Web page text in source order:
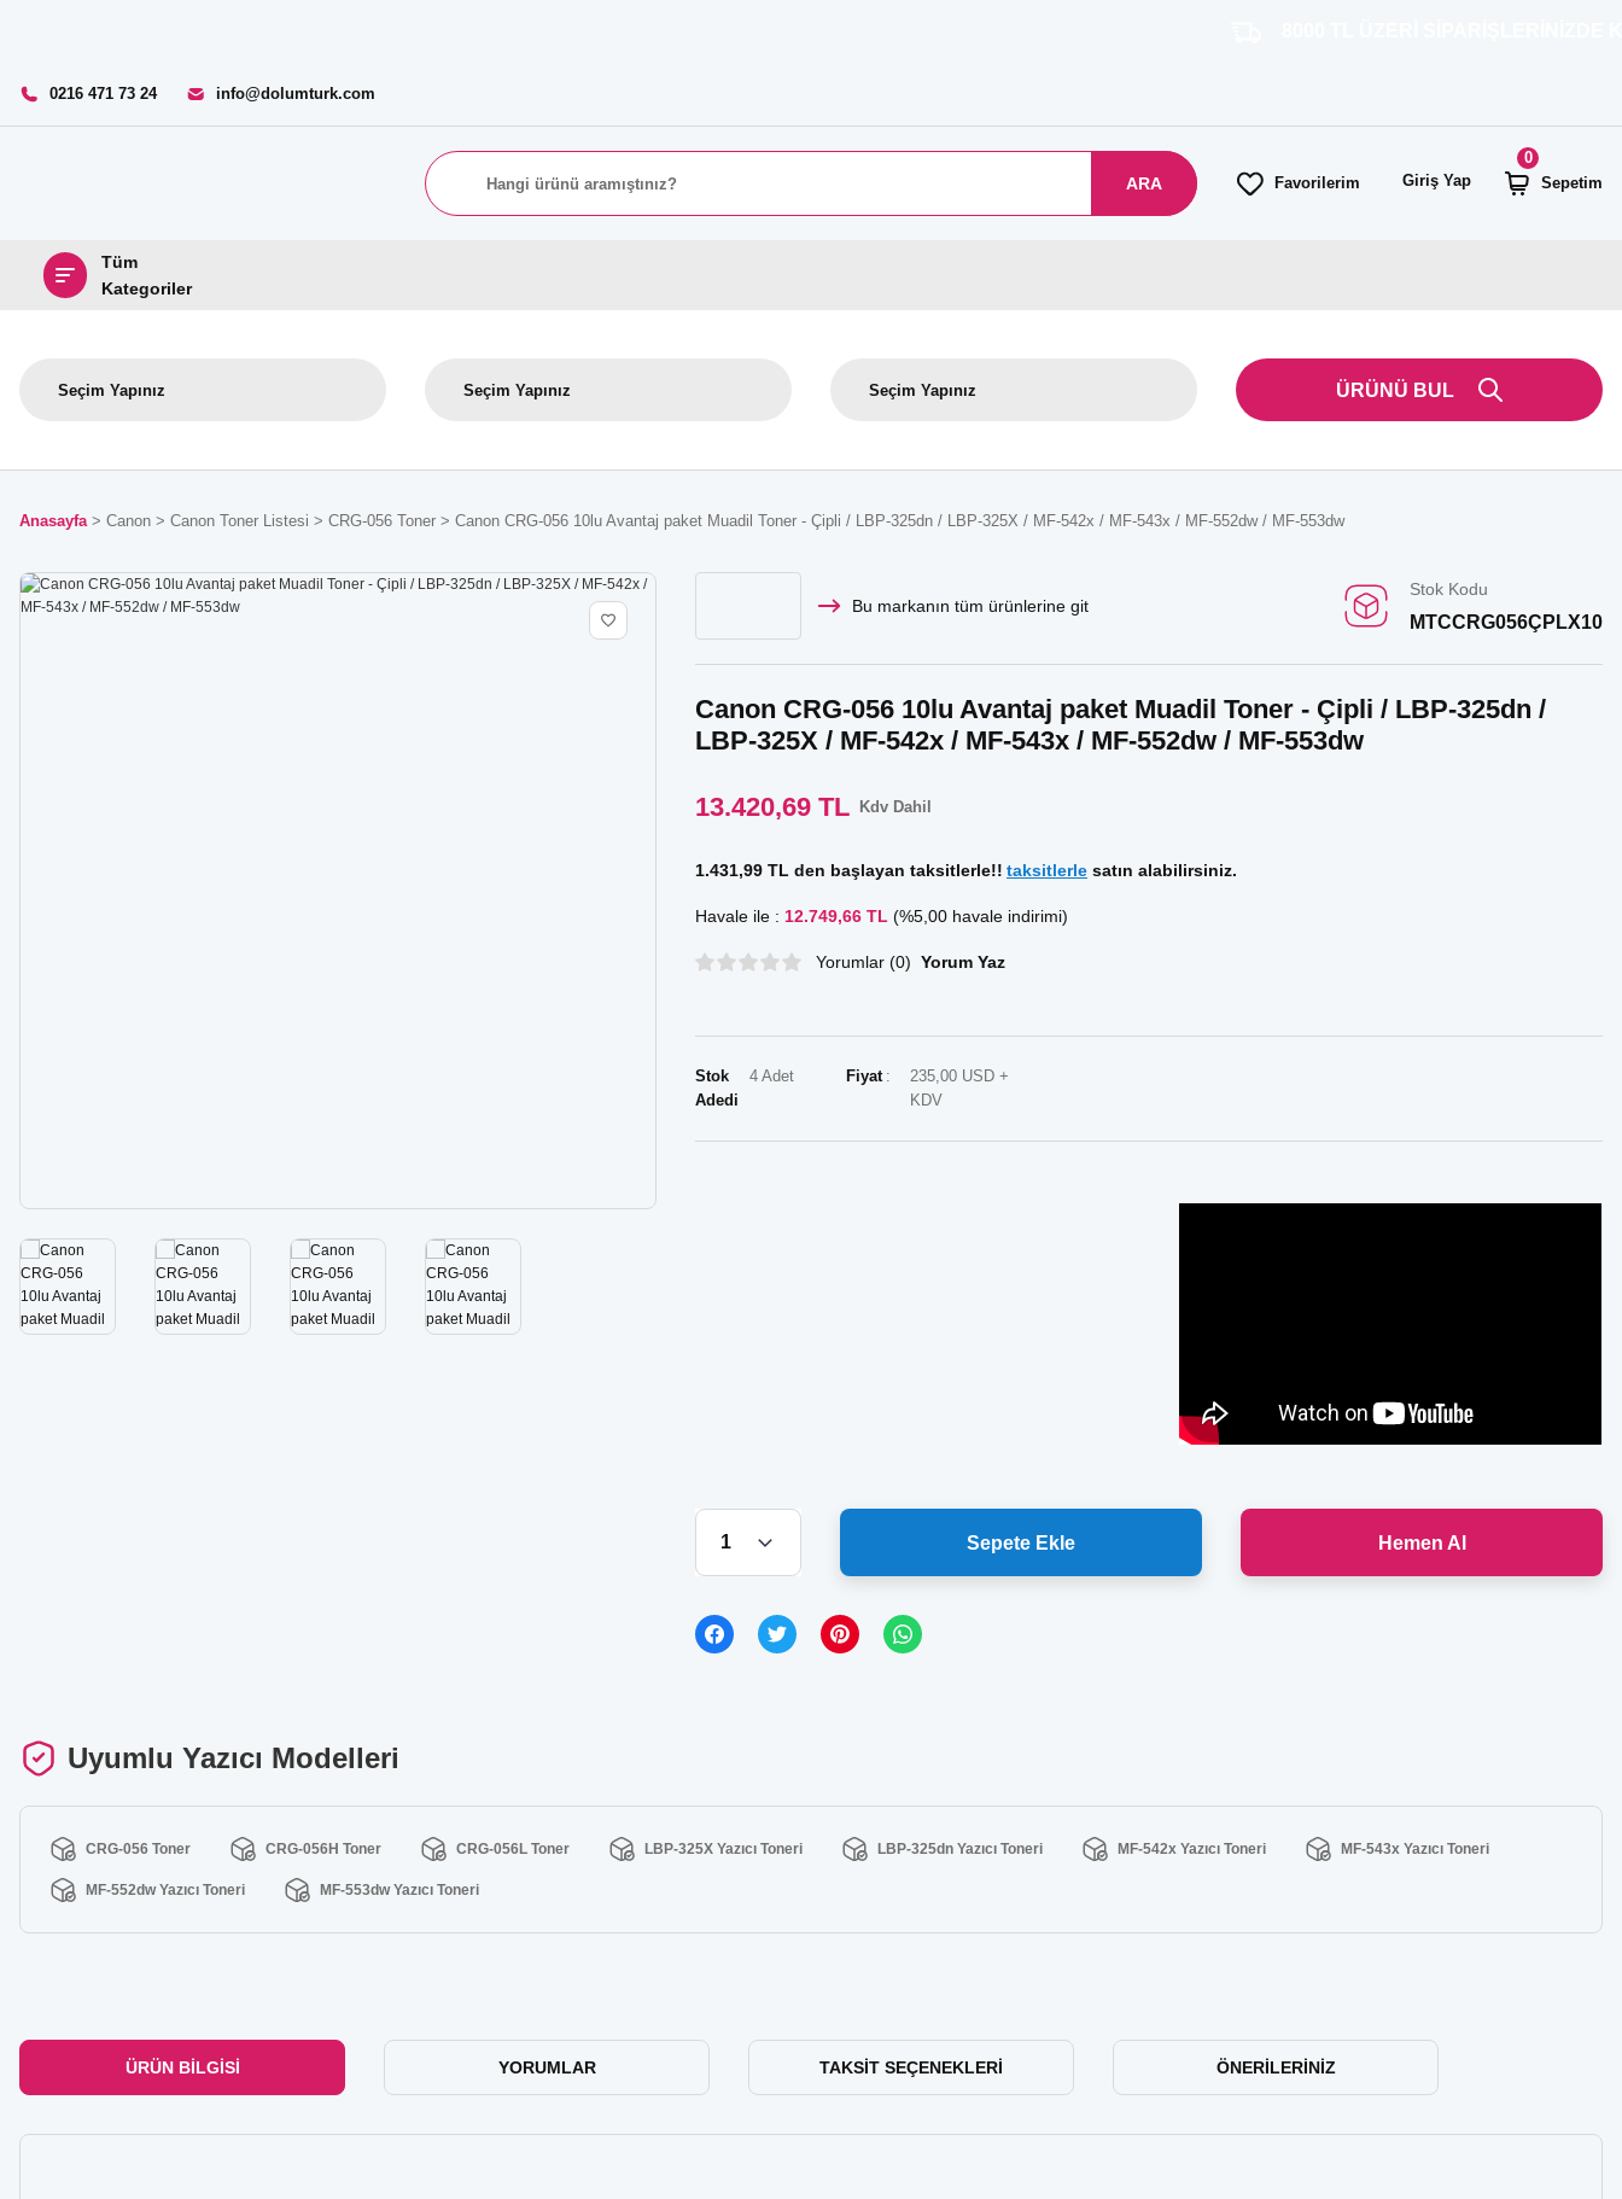
0216 471 73 24 info@dolumturk.com
ARA Favorilerim Giriş Yap Sepetim
0
Tüm
Kategoriler
ÜRÜNÜ BUL
Anasayfa Canon Canon Toner Listesi CRG-056 Toner Canon CRG-056 10lu Avantaj paket Muadil Toner - Çipli / LBP-325dn / LBP-325X / MF-542x / MF-543x / MF-552dw / MF-553dw
Bu markanın tüm ürünlerine git
Stok Kodu
MTCCRG056ÇPLX10
Canon CRG-056 10lu Avantaj paket Muadil Toner - Çipli / LBP-325dn /
LBP-325X / MF-542x / MF-543x / MF-552dw / MF-553dw
13.420,69 TL Kdv Dahil
1.431,99 TL den başlayan taksitlerle!! taksitlerle satın alabilirsiniz.
Havale ile : 12.749,66 TL (%5,00 havale indirimi)
Yorumlar (0) Yorum Yaz
Stok
Adedi
4 Adet Fiyat
235,00 USD +
KDV
Sepete Ekle Hemen Al
Uyumlu Yazıcı Modelleri
CRG-056 Toner CRG-056H Toner CRG-056L Toner LBP-325X Yazıcı Toneri LBP-325dn Yazıcı Toneri MF-542x Yazıcı Toneri MF-543x Yazıcı Toneri
MF-552dw Yazıcı Toneri MF-553dw Yazıcı Toneri
ÜRÜN BILGISI YORUMLAR TAKSIT SEÇENEKLERI ÖNERILERINIZ